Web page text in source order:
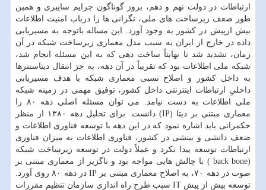
ارتباطات در دولت نهم و دهم، بروز گوناگون جرایم سایبری و همین
طور ضعف زیرساخت های ملی، نگرانی ها را درباب امنیت اطلاعات
بیش ازپیش در کشور به وجود آورد. این مساله باتوجه به مسیریابی
داده در خارج از ایران به سبب مدل معماری زیرساخت شبکه در آن
زمان، تشدید شد تا نهایتاً ساخت دهی که به این مسئله انجام شد،
شبکه ملی اطلاعات بود که تقریباً در آن دهه، به جز انتقال دیتاسنترها
به داخل کشور و اصلاح نسبی معماری شبکه با هدف مسیریابی
داخلیِ ارتباطات اینترنتی داخل کشور، توفیق مهمی در زمینه شبکه
ملی اطلاعات به دست نیامد. می توان مسئله اصلی دهه ۸۰ را
معماری مبتنی بر دیتا (IP) دانست. برای تحلیل دهه ۱۳۸۰ از منظر
حکمرانی باید اشاره نمود که در این دهه با توسعه فناوری اطلاعات و
ضعف دانشی و بینشی در کشور، فناوری اطلاعات به میزان فناوری
ارتباطات توسعه پیدا نکرد و عملاً دولت در توسعه زیرساخت شبکه
(back bone ) با چالش هایی مواجه بود و ناگزیر از معماری مبتنی بر
صوت در دهه ۷۰، به اصلاح معماری مبتنی بر IP در دهه ۸۰ روی آورد.
توسعه بیش از پیش IT سبب طرح راه اندازی سازمان تنظیم مقررات